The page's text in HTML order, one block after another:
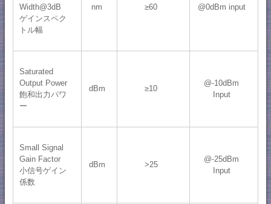
Width@3dB
ゲインスペク
トル幅
nm ≥60 @0dBm input
Saturated
Output Power
飽和出力パワ
ー
dBm ≥10
@-10dBm
Input
Small Signal
Gain Factor
小信号ゲイン
係数
dBm >25
@-25dBm
Input